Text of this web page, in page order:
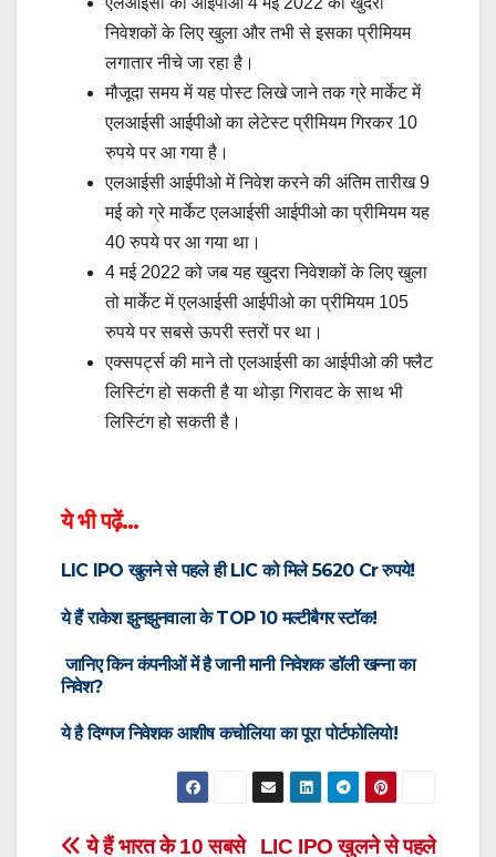
निवेशकों के लिए खुला और तभी से इसका प्रीमियम
लगातार नीचे जा रहा है।
मौजूदा समय में यह पोस्ट लिखे जाने तक ग्रे मार्केट में
एलआईसी आईपीओ का लेटेस्ट प्रीमियम गिरकर 10
रुपये पर आ गया है।
एलआईसी आईपीओ में निवेश करने की अंतिम तारीख 9
मई को ग्रे मार्केट एलआईसी आईपीओ का प्रीमियम यह
40 रुपये पर आ गया था।
4 मई 2022 को जब यह खुदरा निवेशकों के लिए खुला
तो मार्केट में एलआईसी आईपीओ का प्रीमियम 105
रुपये पर सबसे ऊपरी स्तरों पर था।
एक्सपर्ट्स की माने तो एलआईसी का आईपीओ की फ्लैट
लिस्टिंग हो सकती है या थोड़ा गिरावट के साथ भी
लिस्टिंग हो सकती है।
ये भी पढ़ें…
LIC IPO खुलने से पहले ही LIC को मिले 5620 Cr रुपये!
ये हैं राकेश झुनझुनवाला के TOP 10 मल्टीबैगर स्टॉक!
जानिए किन कंपनीओं में है जानी मानी निवेशक डॉली खन्ना का
निवेश?
ये है दिग्गज निवेशक आशीष कचोलिया का पूरा पोर्टफोलियो!
LIC IPO खुलने से पहले
ये हैं भारत के 10 सबसे